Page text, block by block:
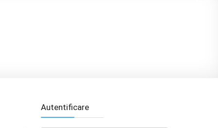
Autentificare